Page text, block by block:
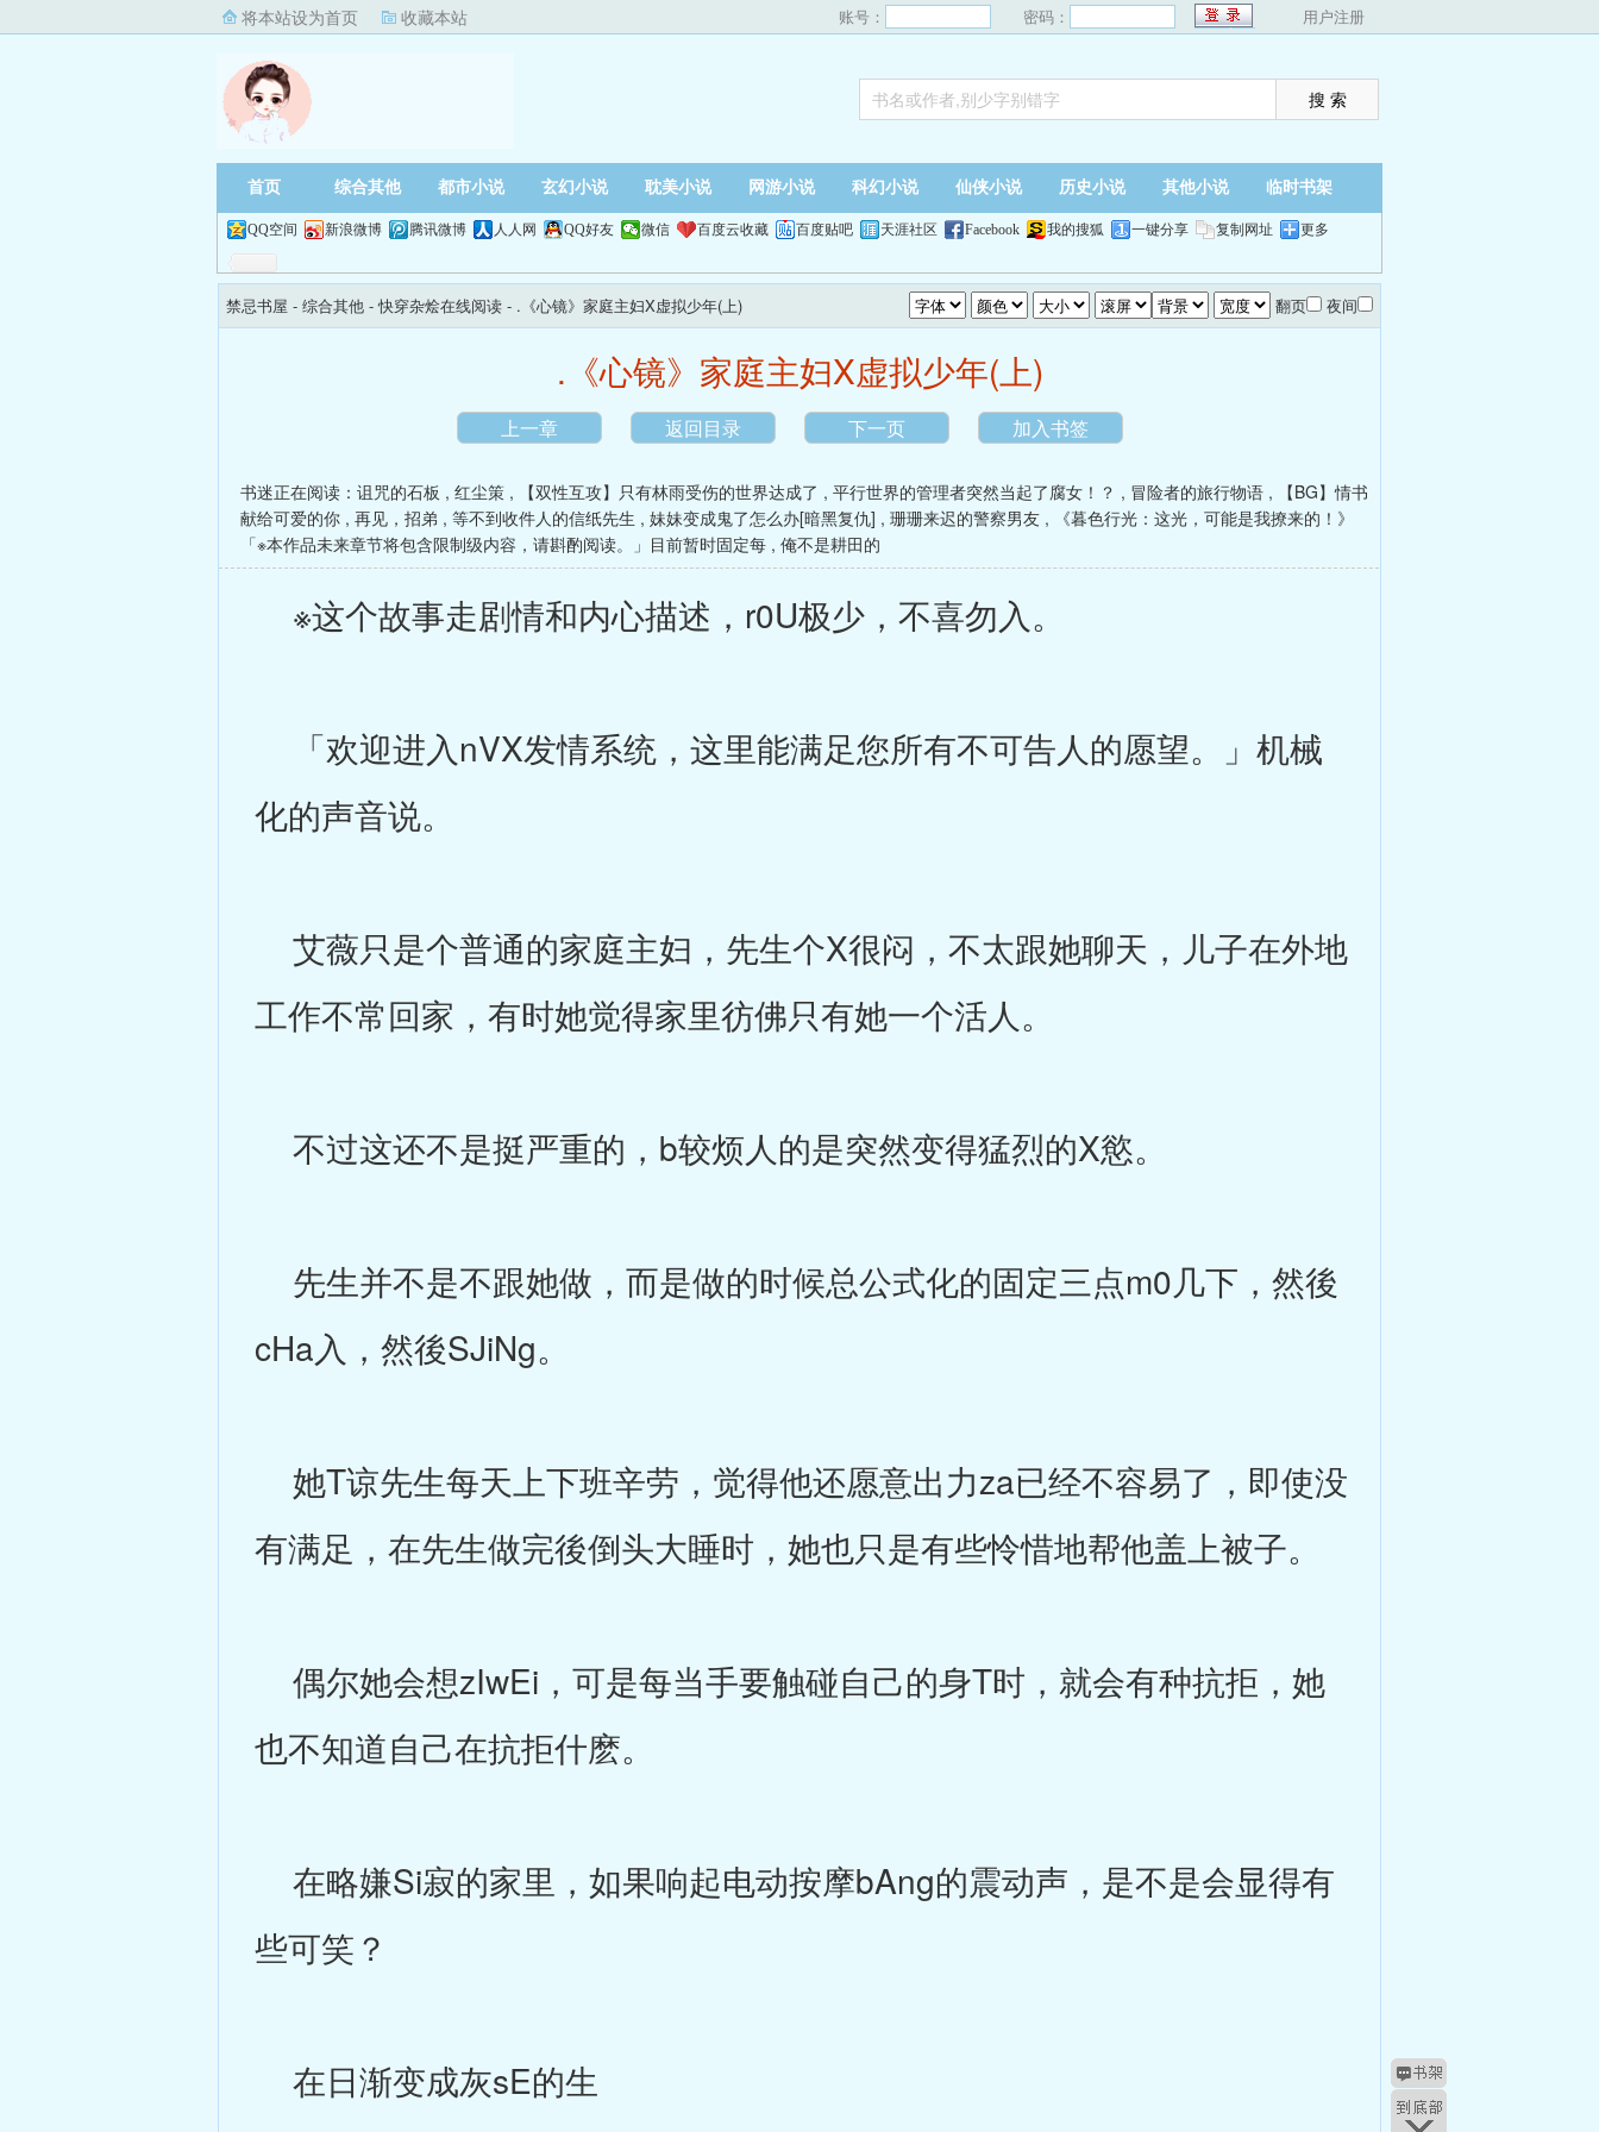
将本站设为首页 收藏本站 账号： 密码： 用户注册
首页 综合其他 都市小说 玄幻小说 耽美小说 网游小说 科幻小说 仙侠小说 历史小说 其他小说 临时书架
QQ空间 新浪微博 腾讯微博 人人网 QQ好友 微信 百度云收藏 百度贴吧 天涯社区 Facebook 我的搜狐 一键分享 复制网址 更多
禁忌书屋 - 综合其他 -快穿杂烩在线阅读 - .《心镜》家庭主妇X虚拟少年(上) 翻页 夜间
.《心镜》家庭主妇X虚拟少年(上)
上一章 返回目录 下一页 加入书签
书迷正在阅读： 诅咒的石板 , 红尘策 , 【双性互攻】只有林雨受伤的世界达成了 , 平行世界的管理者突然当起了腐女！？ , 冒险者的旅行物语 ,
【BG】情书
献给可爱的你 , 再见，招弟 , 等不到收件人的信纸先生 , 妹妹变成鬼了怎么办[暗黑复仇] , 珊珊来迟的警察男友 ,
《暮色行光：这光，可能是我撩来的！》
「※本作品未来章节将包含限制级内容，请斟酌阅读。」目前暂时固定每 , 俺不是耕田的
※这个故事走剧情和内心描述，r0U极少，不喜勿入。
「欢迎进入nVX发情系统，这里能满足您所有不可告人的愿望。」机械
化的声音说。
艾薇只是个普通的家庭主妇，先生个X很闷，不太跟她聊天，儿子在外地
工作不常回家，有时她觉得家里彷佛只有她一个活人。
不过这还不是挺严重的，b较烦人的是突然变得猛烈的X慾。
先生并不是不跟她做，而是做的时候总公式化的固定三点m0几下，然後
cHa入，然後SJiNg。
她T谅先生每天上下班辛劳，觉得他还愿意出力za已经不容易了，即使没
有满足，在先生做完後倒头大睡时，她也只是有些怜惜地帮他盖上被子。
偶尔她会想zIwEi，可是每当手要触碰自己的身T时，就会有种抗拒，她
也不知道自己在抗拒什麽。
在略嫌Si寂的家里，如果响起电动按摩bAng的震动声，是不是会显得有
些可笑？
在日渐变成灰sE的生